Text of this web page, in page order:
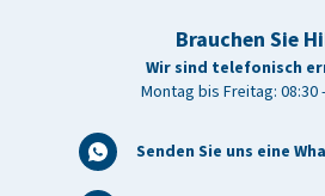
Brauchen Sie
Wir sind telefonisch
Montag bis Freitag: 08:30
Senden Sie uns eine